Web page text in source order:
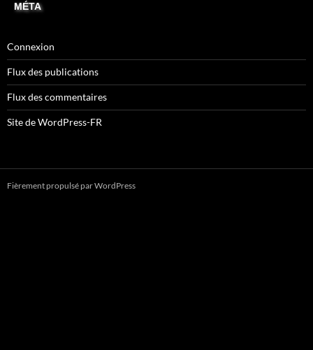
MÉTA
Connexion
Flux des publications
Flux des commentaires
Site de WordPress-FR
Fièrement propulsé par WordPress